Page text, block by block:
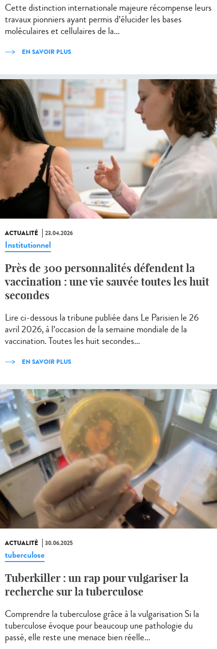
Cette distinction internationale majeure récompense leurs
travaux pionniers ayant permis d’élucider les bases
moléculaires et cellulaires de la...
EN SAVOIR PLUS
ACTUALITÉ 23.04.2026
Institutionnel
Près de 300 personnalités défendent la
vaccination : une vie sauvée toutes les huit
secondes
Lire ci-dessous la tribune publiée dans Le Parisien le 26
avril 2026, à l’occasion de la semaine mondiale de la
vaccination. Toutes les huit secondes...
EN SAVOIR PLUS
ACTUALITÉ 30.06.2025
tuberculose
Tuberkiller : un rap pour vulgariser la
recherche sur la tuberculose
Comprendre la tuberculose grâce à la vulgarisation Si la
tuberculose évoque pour beaucoup une pathologie du
passé, elle reste une menace bien réelle...